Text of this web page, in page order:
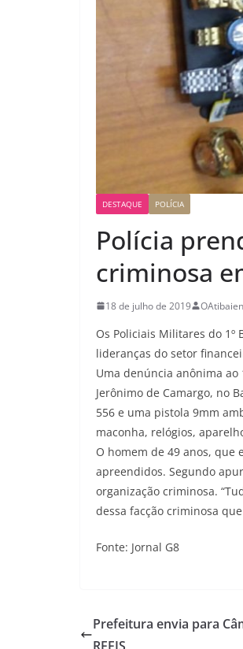
DESTAQUE POLÍCIA
Polícia
criminosa
18 de julho de 2019
Os Policiais Militares do 1º
lideranças do setor
Uma denúncia anônima
Jerônimo de Camargo, no
556 e uma pistola 9mm
maconha, relógios,
O homem de 49 anos, que
apreendidos. Segundo
organização criminosa.
dessa facção criminosa
Fonte: Jornal G8
Prefeitura envia para